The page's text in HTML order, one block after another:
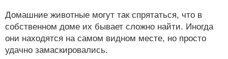
Домашние животные могут так спрятаться, что в
собственном доме их бывает сложно найти. Иногда
они находятся на самом видном месте, но просто
удачно замаскировались.